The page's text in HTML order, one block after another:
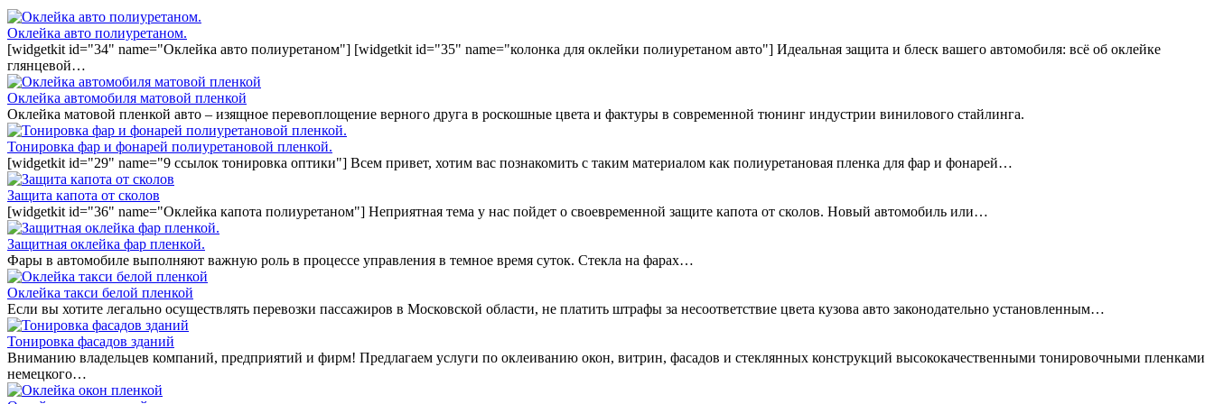
Оклейка авто полиуретаном.
[widgetkit id="34" name="Оклейка авто полиуретаном"] [widgetkit id="35" name="колонка для оклейки полиуретаном авто"] Идеальная защита и блеск вашего автомобиля: всё об оклейке
глянцевой…
Оклейка автомобиля матовой пленкой
Оклейка матовой пленкой авто – изящное перевоплощение верного друга в роскошные цвета и фактуры в современной тюнинг индустрии винилового стайлинга.
Тонировка фар и фонарей полиуретановой пленкой.
[widgetkit id="29" name="9 ссылок тонировка оптики"] Всем привет, хотим вас познакомить с таким материалом как полиуретановая пленка для фар и фонарей…
Защита капота от сколов
[widgetkit id="36" name="Оклейка капота полиуретаном"] Неприятная тема у нас пойдет о своевременной защите капота от сколов. Новый автомобиль или…
Защитная оклейка фар пленкой.
Фары в автомобиле выполняют важную роль в процессе управления в темное время суток. Стекла на фарах…
Оклейка такси белой пленкой
Если вы хотите легально осуществлять перевозки пассажиров в Московской области, не платить штрафы за несоответствие цвета кузова авто законодательно установленным…
Тонировка фасадов зданий
Вниманию владельцев компаний, предприятий и фирм! Предлагаем услуги по оклеиванию окон, витрин, фасадов и стеклянных конструкций высококачественными тонировочными пленками
немецкого…